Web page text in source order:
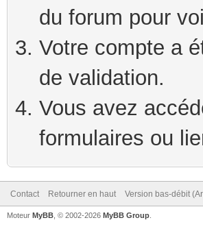
du forum pour
Votre compte a
de validation.
Vous avez
formulaires ou
Contact Retourner en haut Version bas-débit
Moteur MyBB , © 2002-2026 MyBB Group